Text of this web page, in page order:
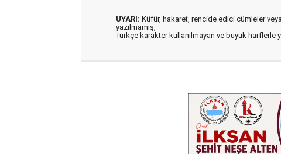
UYARI: Küfür, hakaret, rencide edici cümleler
yazılmamış,
Türkçe karakter kullanılmayan ve büyük harflerle